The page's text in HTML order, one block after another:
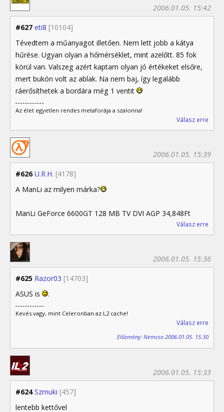
#627 eti8 [10104]
2006.01.05. 15:42
Tévedtem a műanyagot illetően. Nem lett jobb a kátya
hűrése. Ugyan olyan a hőmérséklet, mint azelőtt. 85 fok
körül van. Valszeg azért kaptam olyan jó értékeket elsőre,
mert bukón volt az ablak. Na nem baj, így legalább
ráerősíthetek a bordára még 1 ventit
Az élet egyetlen rendes metaforája a szalonna!
Válasz erre
#626 U.R.H. [4178]
2006.01.05. 15:39
A ManLi az milyen márka?
ManLi GeForce 6600GT 128 MB TV DVI AGP 34,848Ft
Válasz erre
#625 Razor03 [14703]
2006.01.05. 15:36
ASUS is .
Kevés vagy, mint Celeronban az L2 cache!
Válasz erre
Előzmény: Nemcso 2006.01.05. 15:30
#624 Szmuki [457]
2006.01.05. 15:33
lentebb kettővel